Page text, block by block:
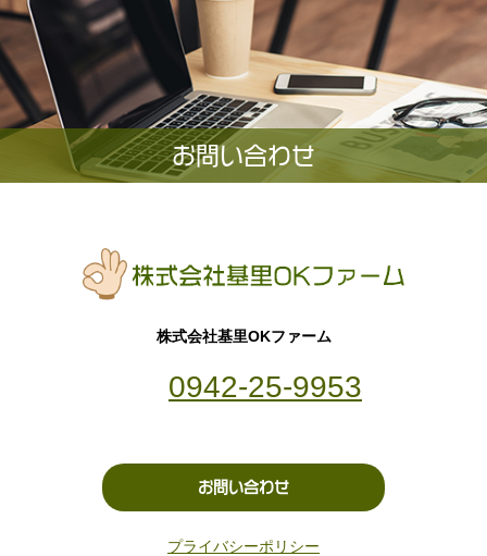
お問い合わせ
株式会社基里OKファーム
0942-25-9953
お問い合わせ
プライバシーポリシー